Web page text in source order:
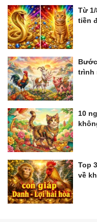
Từ
tiền
trình
10
Top
về